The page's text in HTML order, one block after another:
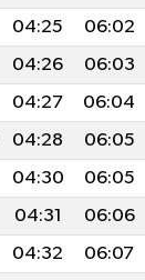
04:25 06:02
04:26 06:03
04:27 06:04
04:28 06:05
04:30 06:05
04:31 06:06
04:32 06:07